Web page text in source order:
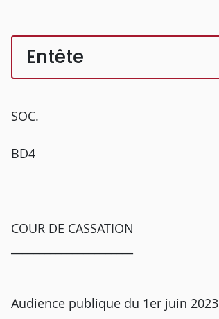
Entête
SOC.
BD4
COUR DE CASSATION
Audience publique du 1er juin 2023